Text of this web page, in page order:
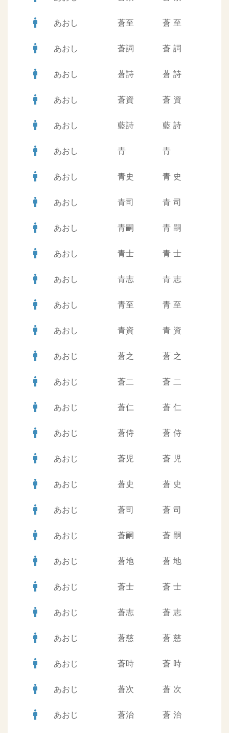
man あおし 蒼至 蒼 至
man あおし 蒼詞 蒼 詞
man あおし 蒼詩 蒼 詩
man あおし 蒼資 蒼 資
man あおし 藍詩 藍 詩
man あおし 青 青
man あおし 青史 青 史
man あおし 青司 青 司
man あおし 青嗣 青 嗣
man あおし 青士 青 士
man あおし 青志 青 志
man あおし 青至 青 至
man あおし 青資 青 資
man あおじ 蒼之 蒼 之
man あおじ 蒼二 蒼 二
man あおじ 蒼仁 蒼 仁
man あおじ 蒼侍 蒼 侍
man あおじ 蒼児 蒼 児
man あおじ 蒼史 蒼 史
man あおじ 蒼司 蒼 司
man あおじ 蒼嗣 蒼 嗣
man あおじ 蒼地 蒼 地
man あおじ 蒼士 蒼 士
man あおじ 蒼志 蒼 志
man あおじ 蒼慈 蒼 慈
man あおじ 蒼時 蒼 時
man あおじ 蒼次 蒼 次
man あおじ 蒼治 蒼 治